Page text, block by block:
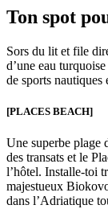
Ton spot
Sors du lit et file
d’une eau
de sports nautiques
[PLACES BEACH]
Une superbe plage
des transats et le
l’hôtel. Installe-toi
majestueux
dans l’Adriatique